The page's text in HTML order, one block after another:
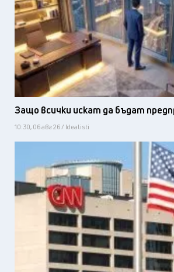
Защо всички искат да бъдат
10:30, 06 авг 26 / Idealisti